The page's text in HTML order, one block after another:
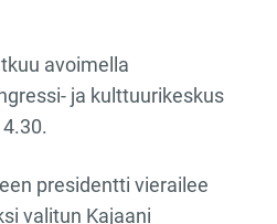
avoimella
ja kulttuurikeskus
presidentti vierailee
valitun Kajaani